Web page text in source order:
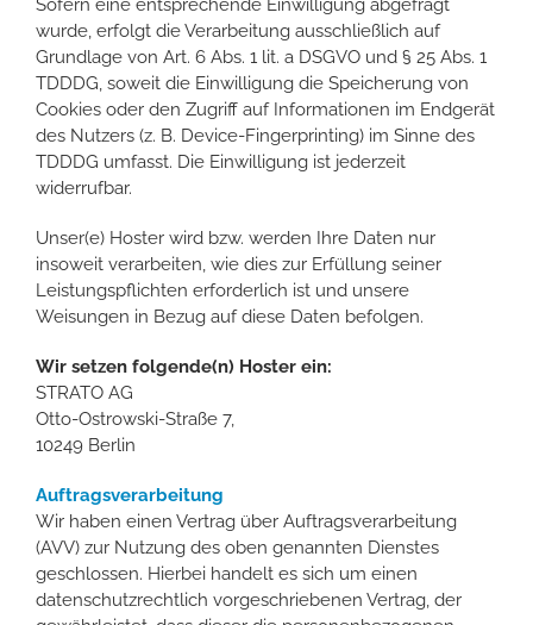
Sofern eine entsprechende Einwilligung abgefragt
wurde, erfolgt die Verarbeitung ausschließlich auf
Grundlage von Art. 6 Abs. 1 lit. a DSGVO und § 25 Abs. 1
TDDDG, soweit die Einwilligung die Speicherung von
Cookies oder den Zugriff auf Informationen im Endgerät
des Nutzers (z. B. Device-Fingerprinting) im Sinne des
TDDDG umfasst. Die Einwilligung ist jederzeit
widerrufbar.
Unser(e) Hoster wird bzw. werden Ihre Daten nur
insoweit verarbeiten, wie dies zur Erfüllung seiner
Leistungspflichten erforderlich ist und unsere
Weisungen in Bezug auf diese Daten befolgen.
Wir setzen folgende(n) Hoster ein:
STRATO AG
Otto-Ostrowski-Straße 7,
10249 Berlin
Auftragsverarbeitung
Wir haben einen Vertrag über Auftragsverarbeitung
(AVV) zur Nutzung des oben genannten Dienstes
geschlossen. Hierbei handelt es sich um einen
datenschutzrechtlich vorgeschriebenen Vertrag, der